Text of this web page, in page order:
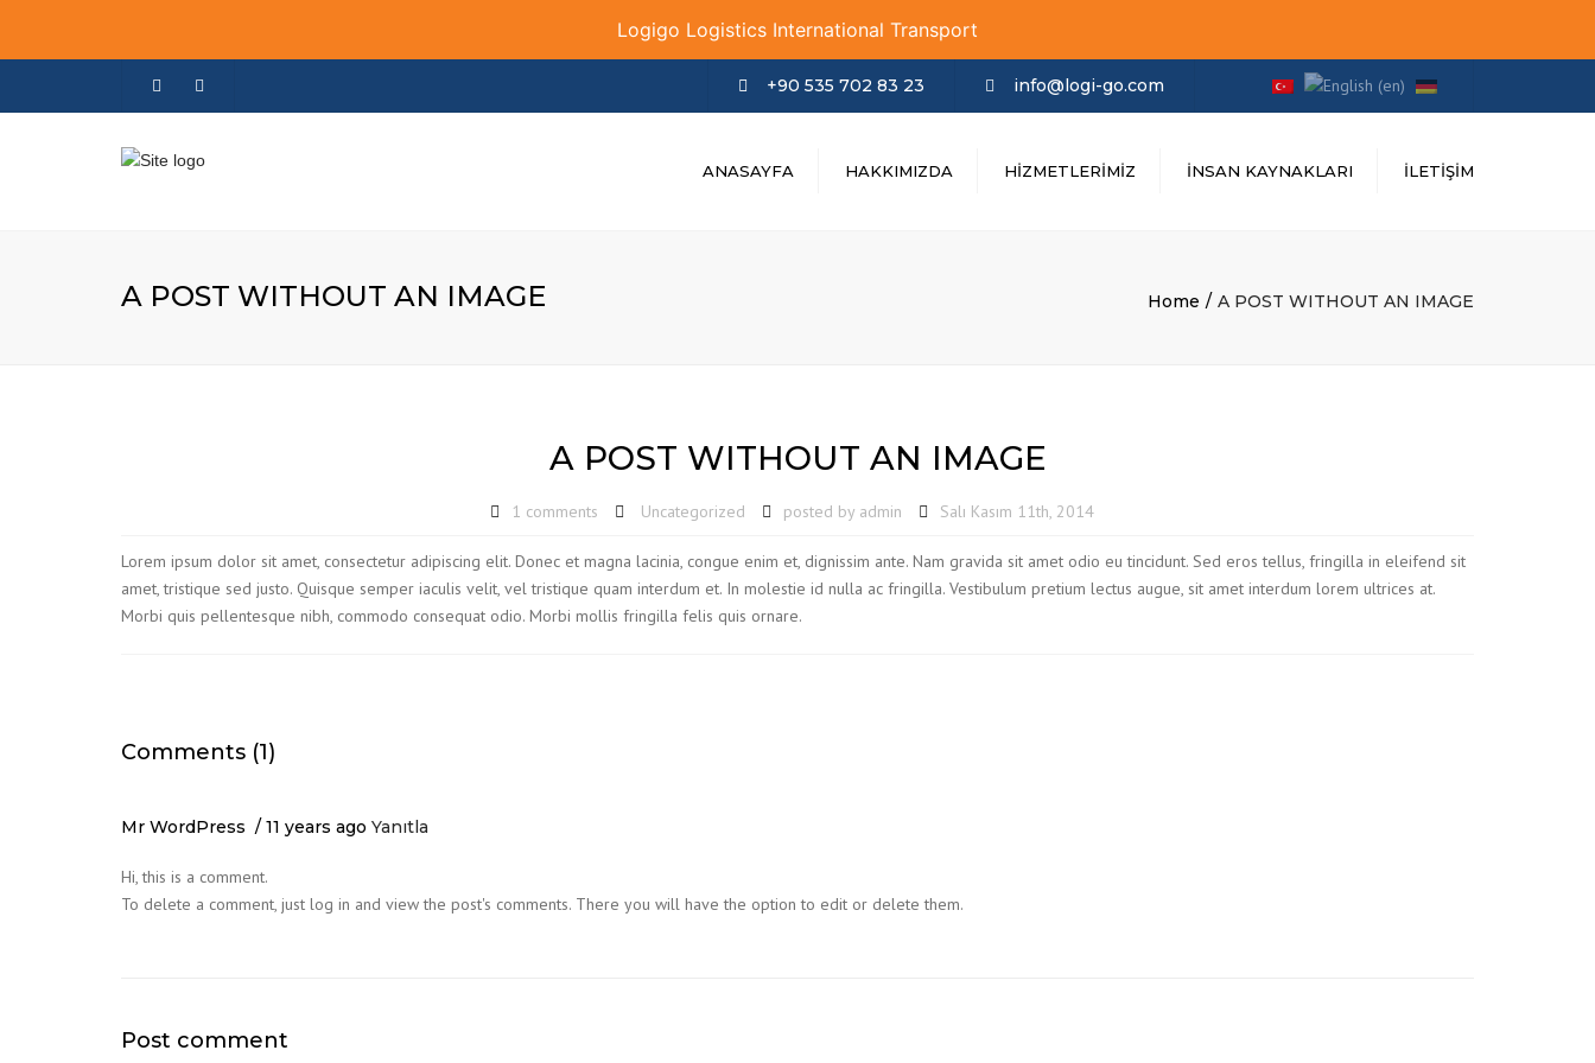
Logigo Logistics International Transport
×
+90 535 702 83 23 info@logi-go.com
ANASAYFA HAKKIMIZDA HIZMETLERIMIZ İNSAN KAYNAKLARI İLETIŞIM
A POST WITHOUT AN IMAGE Home A POST WITHOUT AN IMAGE
A POST WITHOUT AN IMAGE
1 comments Uncategorized posted by admin Salı Kasım 11th, 2014
Lorem ipsum dolor sit amet, consectetur adipiscing elit. Donec et magna lacinia, congue enim et, dignissim ante. Nam gravida sit amet odio eu tincidunt. Sed eros tellus, fringilla in eleifend sit
amet, tristique sed justo. Quisque semper iaculis velit, vel tristique quam interdum et. In molestie id nulla ac fringilla. Vestibulum pretium lectus augue, sit amet interdum lorem ultrices at.
Morbi quis pellentesque nibh, commodo consequat odio. Morbi mollis fringilla felis quis ornare.
Comments (1)
Mr WordPress 11 years ago Yanıtla
Hi, this is a comment.
To delete a comment, just log in and view the post's comments. There you will have the option to edit or delete them.
Post comment